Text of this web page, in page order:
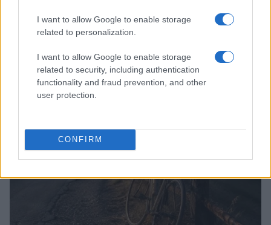
I want to allow Google to enable storage
related to personalization.
I want to allow Google to enable storage
related to security, including authentication
functionality and fraud prevention, and other
user protection.
CONFIRM
l’estate al cinema
Alessandro Tassinari · 5 Ago 2026
FUORI PORTA